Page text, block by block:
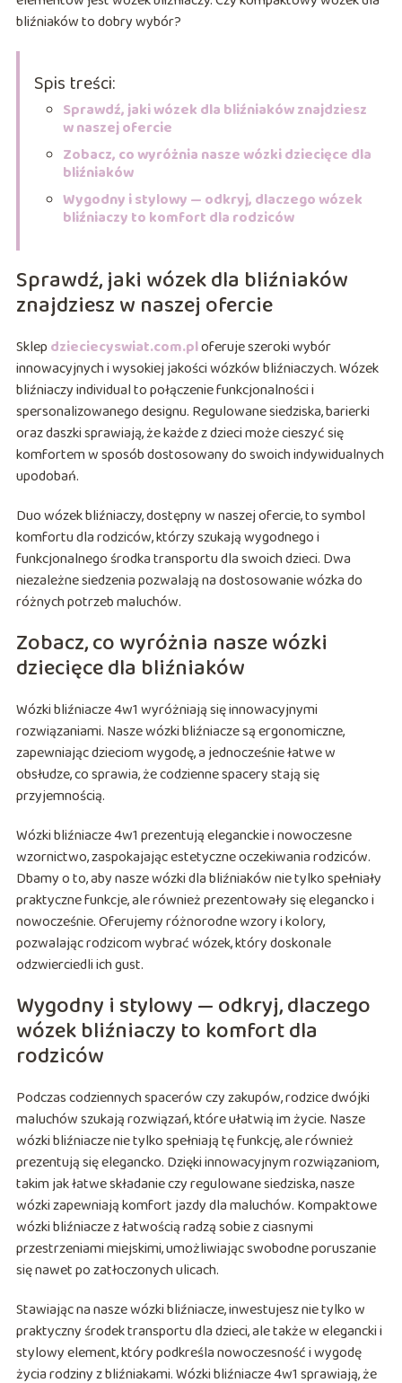
bliźniaków to dobry wybór?
Spis treści:
Sprawdź, jaki wózek dla bliźniaków znajdziesz
w naszej ofercie
Zobacz, co wyróżnia nasze wózki dziecięce dla
bliźniaków
Wygodny i stylowy — odkryj, dlaczego wózek
bliźniaczy to komfort dla rodziców
Sprawdź, jaki wózek dla bliźniaków
znajdziesz w naszej ofercie
Sklep dzieciecyswiat.com.ploferuje szeroki wybór
innowacyjnych i wysokiej jakości wózków bliźniaczych. Wózek
bliźniaczy individual to połączenie funkcjonalności i
spersonalizowanego designu. Regulowane siedziska, barierki
oraz daszki sprawiają, że każde z dzieci może cieszyć się
komfortem w sposób dostosowany do swoich indywidualnych
upodobań.
Duo wózek bliźniaczy, dostępny w naszej ofercie, to symbol
komfortu dla rodziców, którzy szukają wygodnego i
funkcjonalnego środka transportu dla swoich dzieci. Dwa
niezależne siedzenia pozwalają na dostosowanie wózka do
różnych potrzeb maluchów.
Zobacz, co wyróżnia nasze wózki
dziecięce dla bliźniaków
Wózki bliźniacze 4w1 wyróżniają się innowacyjnymi
rozwiązaniami. Nasze wózki bliźniacze są ergonomiczne,
zapewniając dzieciom wygodę, a jednocześnie łatwe w
obsłudze, co sprawia, że codzienne spacery stają się
przyjemnością.
Wózki bliźniacze 4w1 prezentują eleganckie i nowoczesne
wzornictwo, zaspokajając estetyczne oczekiwania rodziców.
Dbamy o to, aby nasze wózki dla bliźniaków nie tylko spełniały
praktyczne funkcje, ale również prezentowały się elegancko i
nowocześnie. Oferujemy różnorodne wzory i kolory,
pozwalając rodzicom wybrać wózek, który doskonale
odzwierciedli ich gust.
Wygodny i stylowy — odkryj, dlaczego
wózek bliźniaczy to komfort dla
rodziców
Podczas codziennych spacerów czy zakupów, rodzice dwójki
maluchów szukają rozwiązań, które ułatwią im życie. Nasze
wózki bliźniacze nie tylko spełniają tę funkcję, ale również
prezentują się elegancko. Dzięki innowacyjnym rozwiązaniom,
takim jak łatwe składanie czy regulowane siedziska, nasze
wózki zapewniają komfort jazdy dla maluchów. Kompaktowe
wózki bliźniacze z łatwością radzą sobie z ciasnymi
przestrzeniami miejskimi, umożliwiając swobodne poruszanie
się nawet po zatłoczonych ulicach.
Stawiając na nasze wózki bliźniacze, inwestujesz nie tylko w
praktyczny środek transportu dla dzieci, ale także w elegancki i
stylowy element, który podkreśla nowoczesność i wygodę
życia rodziny z bliźniakami. Wózki bliźniacze 4w1 sprawiają, że